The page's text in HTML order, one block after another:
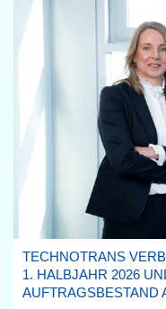
TECHNOTRANS
1. HALBJAHR 2026
AUFTRAGSBESTAND